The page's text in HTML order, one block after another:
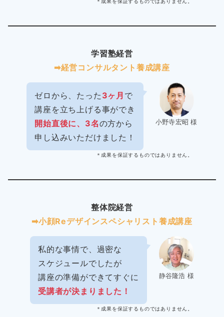
学習塾経営
➡︎経営コンサルタント養成講座
小野寺宏昭 様
ゼロから、たった 3ヶ月 で
講座を立ち上げる事ができ
開始直後に、3名の方から
申し込みいただけました！
＊成果を保証するものではありません。
整体院経営
➡︎小顔Reデザインスペシャリスト養成講座
静谷隆浩 様
私的な事情で、過密な
スケジュールでしたが
講座の準備ができてすぐに
受講者が決まりました！
＊成果を保証するものではありません。